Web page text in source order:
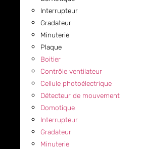
Interrupteur
Gradateur
Minuterie
Plaque
Boitier
Contrôle ventilateur
Cellule photoélectrique
Détecteur de mouvement
Domotique
Interrupteur
Gradateur
Minuterie